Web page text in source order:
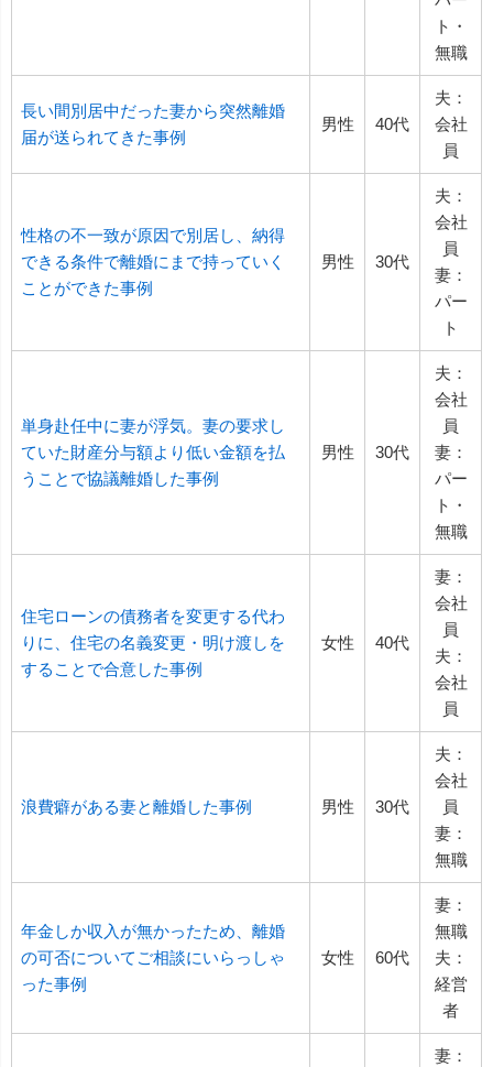
ト・
無職
長い間別居中だった妻から突然離婚
届が送られてきた事例
男性 40代
夫：
会社
員
性格の不一致が原因で別居し、納得
できる条件で離婚にまで持っていく
ことができた事例
男性 30代
夫：
会社
員
妻：
パー
ト
単身赴任中に妻が浮気。妻の要求し
ていた財産分与額より低い金額を払
うことで協議離婚した事例
男性 30代
夫：
会社
員
妻：
パー
ト・
無職
住宅ローンの債務者を変更する代わ
りに、住宅の名義変更・明け渡しを
することで合意した事例
女性 40代
妻：
会社
員
夫：
会社
員
浪費癖がある妻と離婚した事例 男性 30代
夫：
会社
員
妻：
無職
年金しか収入が無かったため、離婚
の可否についてご相談にいらっしゃ
った事例
女性 60代
妻：
無職
夫：
経営
者
妻：